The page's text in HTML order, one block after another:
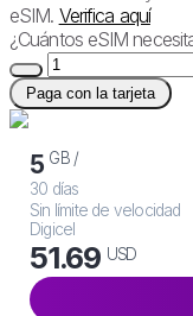
eSIM. Verifica aquí
¿Cuántos eSIM
Paga con la tarjeta
5 GB /
30 días
Sin límite de velocidad
Digicel
51.69 USD